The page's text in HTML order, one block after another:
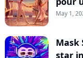
May 1,
Mask
star